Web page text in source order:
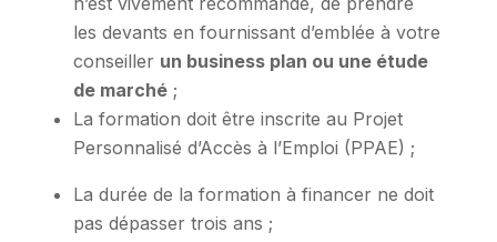
les devants en fournissant d’emblée à votre
conseiller un business plan ou une étude
de marché ;
La formation doit être inscrite au Projet
Personnalisé d’Accès à l’Emploi (PPAE) ;
La durée de la formation à financer ne doit
pas dépasser trois ans ;